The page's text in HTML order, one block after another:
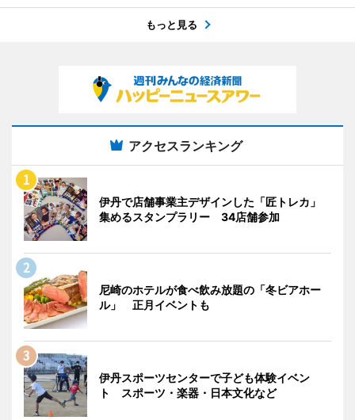
もっと見る
アクセスランキング
伊丹で店舗事業主デザインした「匠トレカ」
集めるスタンプラリー 34店舗参加
尼崎のホテルが食べ飲み放題の「冬ビアホー
ル」 正月イベントも
伊丹スポーツセンターで子ども体験イベン
ト スポーツ・楽器・日本文化など